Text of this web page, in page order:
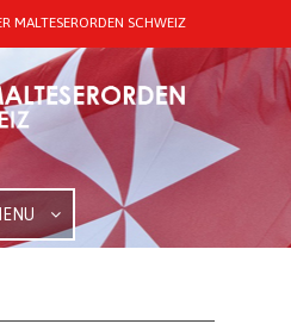
MALTESERORDEN SCHWEIZ